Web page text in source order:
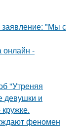
"Мы с
онлайн -
"Утреняя
девушки и
феномен